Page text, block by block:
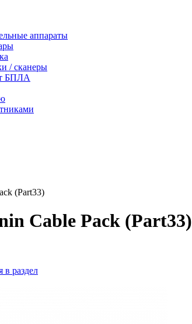
аппараты
/ сканеры
БПЛА
(Part33)
Cable Pack (Part33)